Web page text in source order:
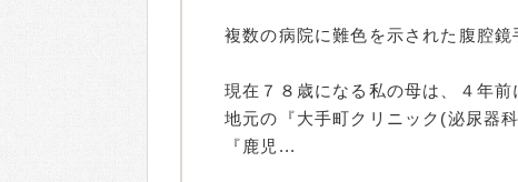
複数の病院に難色を示された腹腔鏡
現在７８歳になる私の母は、４年前
地元の『大手町クリニック(泌尿器
『鹿児...